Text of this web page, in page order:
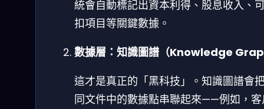
統會自動標記出資本利得、股息收入、
扣項目等關鍵數據。
數據層：知識圖譜（Knowledge
這才是真正的「黑科技」。知識圖譜會
同文件中的數據點串聯起來——例如，客